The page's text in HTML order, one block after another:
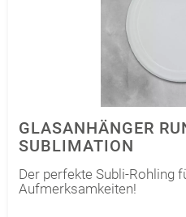
GLASANHÄNGER
SUBLIMATION
Der perfekte Subli-Rohling
Aufmerksamkeiten!